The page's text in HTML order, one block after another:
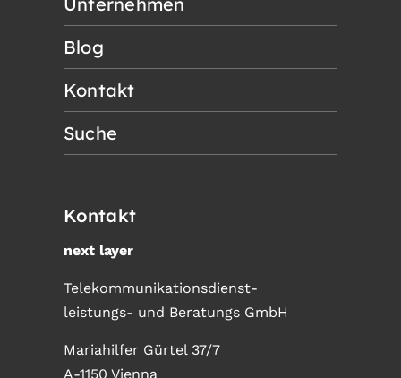
Blog
Kontakt
Suche
Kontakt
next layer
Telekommunikationsdienst-
leistungs- und Beratungs GmbH
Mariahilfer Gürtel 37/7
A-1150 Vienna